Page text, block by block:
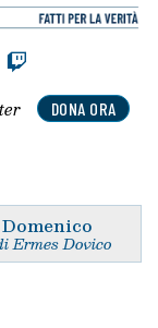
DONA ORA
Ermes Dovico